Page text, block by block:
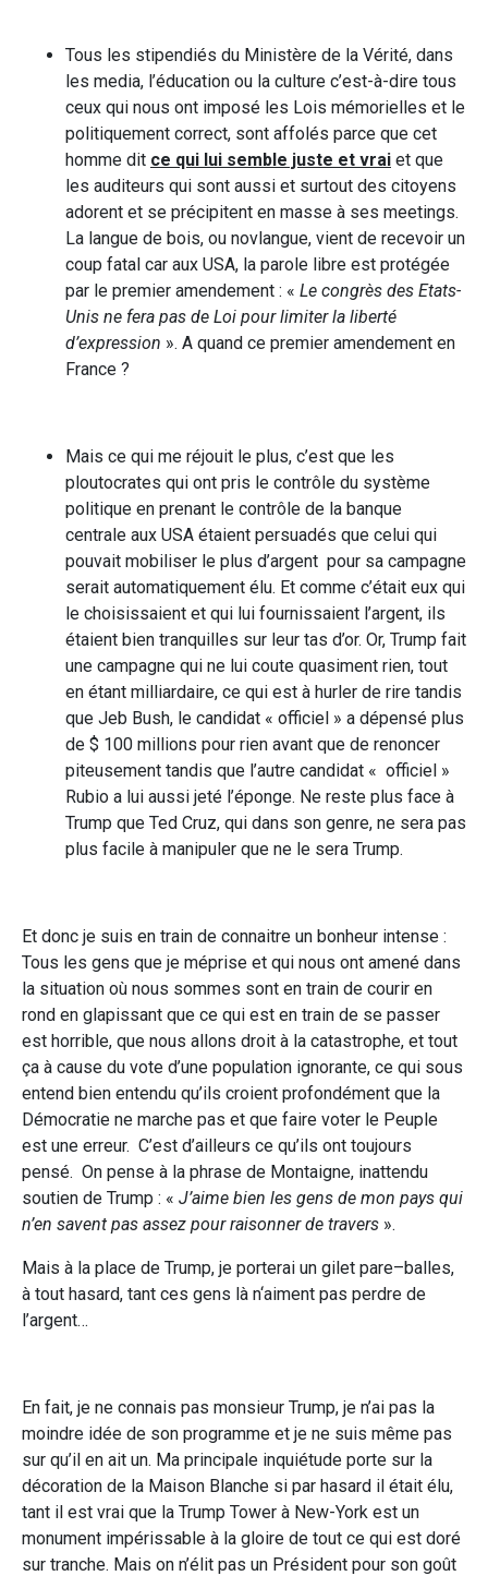
Tous les stipendiés du Ministère de la Vérité, dans
les media, l’éducation ou la culture c’est-à-dire tous
ceux qui nous ont imposé les Lois mémorielles et le
politiquement correct, sont affolés parce que cet
homme dit ce qui lui semble juste et vrai et que
les auditeurs qui sont aussi et surtout des citoyens
adorent et se précipitent en masse à ses meetings.
La langue de bois, ou novlangue, vient de recevoir un
coup fatal car aux USA, la parole libre est protégée
par le premier amendement : « Le congrès des Etats-
Unis ne fera pas de Loi pour limiter la liberté
d’expression ». A quand ce premier amendement en
France ?
Mais ce qui me réjouit le plus, c’est que les
ploutocrates qui ont pris le contrôle du système
politique en prenant le contrôle de la banque
centrale aux USA étaient persuadés que celui qui
pouvait mobiliser le plus d’argent pour sa campagne
serait automatiquement élu. Et comme c’était eux qui
le choisissaient et qui lui fournissaient l’argent, ils
étaient bien tranquilles sur leur tas d’or. Or, Trump fait
une campagne qui ne lui coute quasiment rien, tout
en étant milliardaire, ce qui est à hurler de rire tandis
que Jeb Bush, le candidat « officiel » a dépensé plus
de $ 100 millions pour rien avant que de renoncer
piteusement tandis que l’autre candidat « officiel »
Rubio a lui aussi jeté l’éponge. Ne reste plus face à
Trump que Ted Cruz, qui dans son genre, ne sera pas
plus facile à manipuler que ne le sera Trump.
Et donc je suis en train de connaitre un bonheur intense :
Tous les gens que je méprise et qui nous ont amené dans
la situation où nous sommes sont en train de courir en
rond en glapissant que ce qui est en train de se passer
est horrible, que nous allons droit à la catastrophe, et tout
ça à cause du vote d’une population ignorante, ce qui sous
entend bien entendu qu’ils croient profondément que la
Démocratie ne marche pas et que faire voter le Peuple
est une erreur. C’est d’ailleurs ce qu’ils ont toujours
pensé. On pense à la phrase de Montaigne, inattendu
soutien de Trump : « J’aime bien les gens de mon pays qui
n’en savent pas assez pour raisonner de travers ».
Mais à la place de Trump, je porterai un gilet pare–balles,
à tout hasard, tant ces gens là n‘aiment pas perdre de
l’argent…
En fait, je ne connais pas monsieur Trump, je n’ai pas la
moindre idée de son programme et je ne suis même pas
sur qu’il en ait un. Ma principale inquiétude porte sur la
décoration de la Maison Blanche si par hasard il était élu,
tant il est vrai que la Trump Tower à New-York est un
monument impérissable à la gloire de tout ce qui est doré
sur tranche. Mais on n’élit pas un Président pour son goût